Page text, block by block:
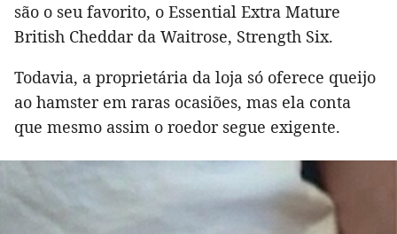
são o seu favorito, o Essential Extra Mature
British Cheddar da Waitrose, Strength Six.
Todavia, a proprietária da loja só oferece queijo
ao hamster em raras ocasiões, mas ela conta
que mesmo assim o roedor segue exigente.